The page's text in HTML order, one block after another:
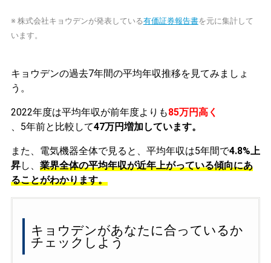
※ 株式会社キョウデンが発表している有価証券報告書を元に集計して
います。
キョウデンの過去7年間の平均年収推移を見てみましょ
う。
2022年度は平均年収が前年度よりも85万円高く
、5年前と比較して47万円増加しています。
また、電気機器全体で見ると、平均年収は5年間で4.8%上
昇し、 業界全体の平均年収が近年上がっている傾向にあ
ることがわかります。
キョウデンがあなたに合っているか
チェックしよう